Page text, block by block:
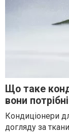
Що таке
вони потрібні
Кондиціонери
догляду за